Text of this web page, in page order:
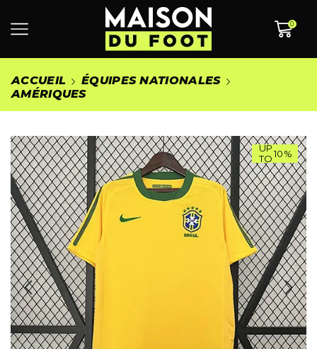
0
ACCUEIL
ÉQUIPES NATIONALES
AMÉRIQUES
UP
TO10%